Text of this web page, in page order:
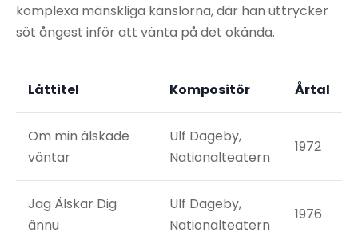
komplexa mänskliga känslorna, där han uttrycker
söt ångest inför att vänta på det okända.
Låttitel Kompositör Årtal
Om min älskade
väntar
Ulf Dageby,
Nationalteatern
1972
Jag Älskar Dig
ännu
Ulf Dageby,
Nationalteatern
1976